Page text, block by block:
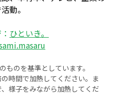
動。
ひといき。
のを基準としています。
時間で加熱してください。ま
様子をみながら加熱してくだ